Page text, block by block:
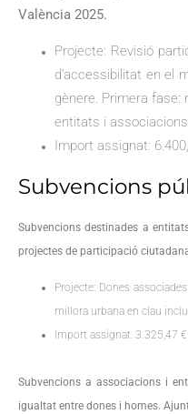
València 2025.
Projecte: Revisió
d’accessibilitat en el
gènere. Primera fase:
entitats i associacions
Import assignat:
Subvencions
Subvencions destinades a
projectes de participació
Projecte: Dones
millora urbana en clau
Import assignat: 3.325,47 €
Subvencions a associacions i
igualtat entre dones i homes.